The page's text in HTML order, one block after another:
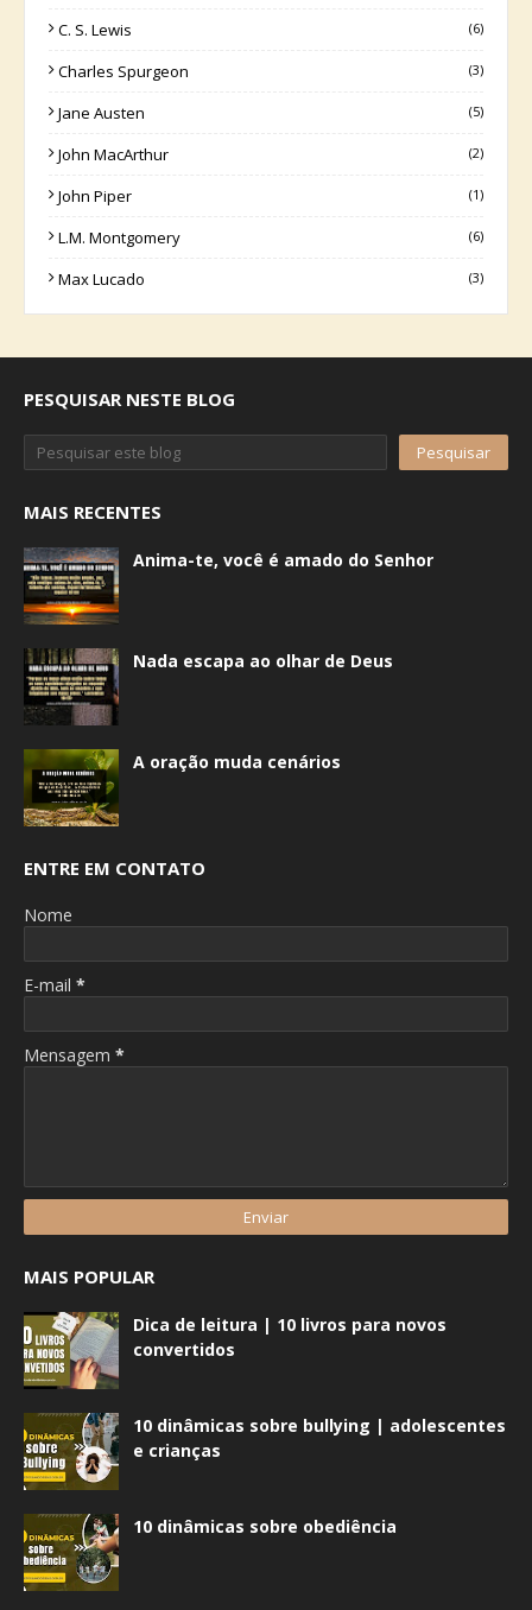
C. S. Lewis (6)
Charles Spurgeon (3)
Jane Austen (5)
John MacArthur (2)
John Piper (1)
L.M. Montgomery (6)
Max Lucado (3)
PESQUISAR NESTE BLOG
MAIS RECENTES
Anima-te, você é amado do Senhor
Nada escapa ao olhar de Deus
A oração muda cenários
ENTRE EM CONTATO
Nome
E-mail *
Mensagem *
MAIS POPULAR
Dica de leitura | 10 livros para novos
convertidos
10 dinâmicas sobre bullying | adolescentes
e crianças
10 dinâmicas sobre obediência